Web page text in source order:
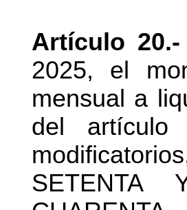
Artículo 20.-
2025, el
mensual a
del
SETENTA